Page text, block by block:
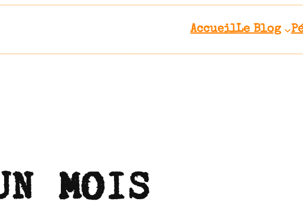
AccueilLe Blog
MOIS